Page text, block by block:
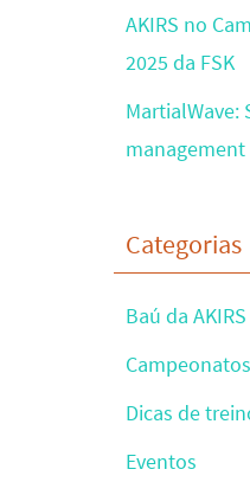
AKIRS no
2025 da FSK
MartialWave:
Categorias
Baú da AKIRS
Campeonatos
Dicas de
Eventos